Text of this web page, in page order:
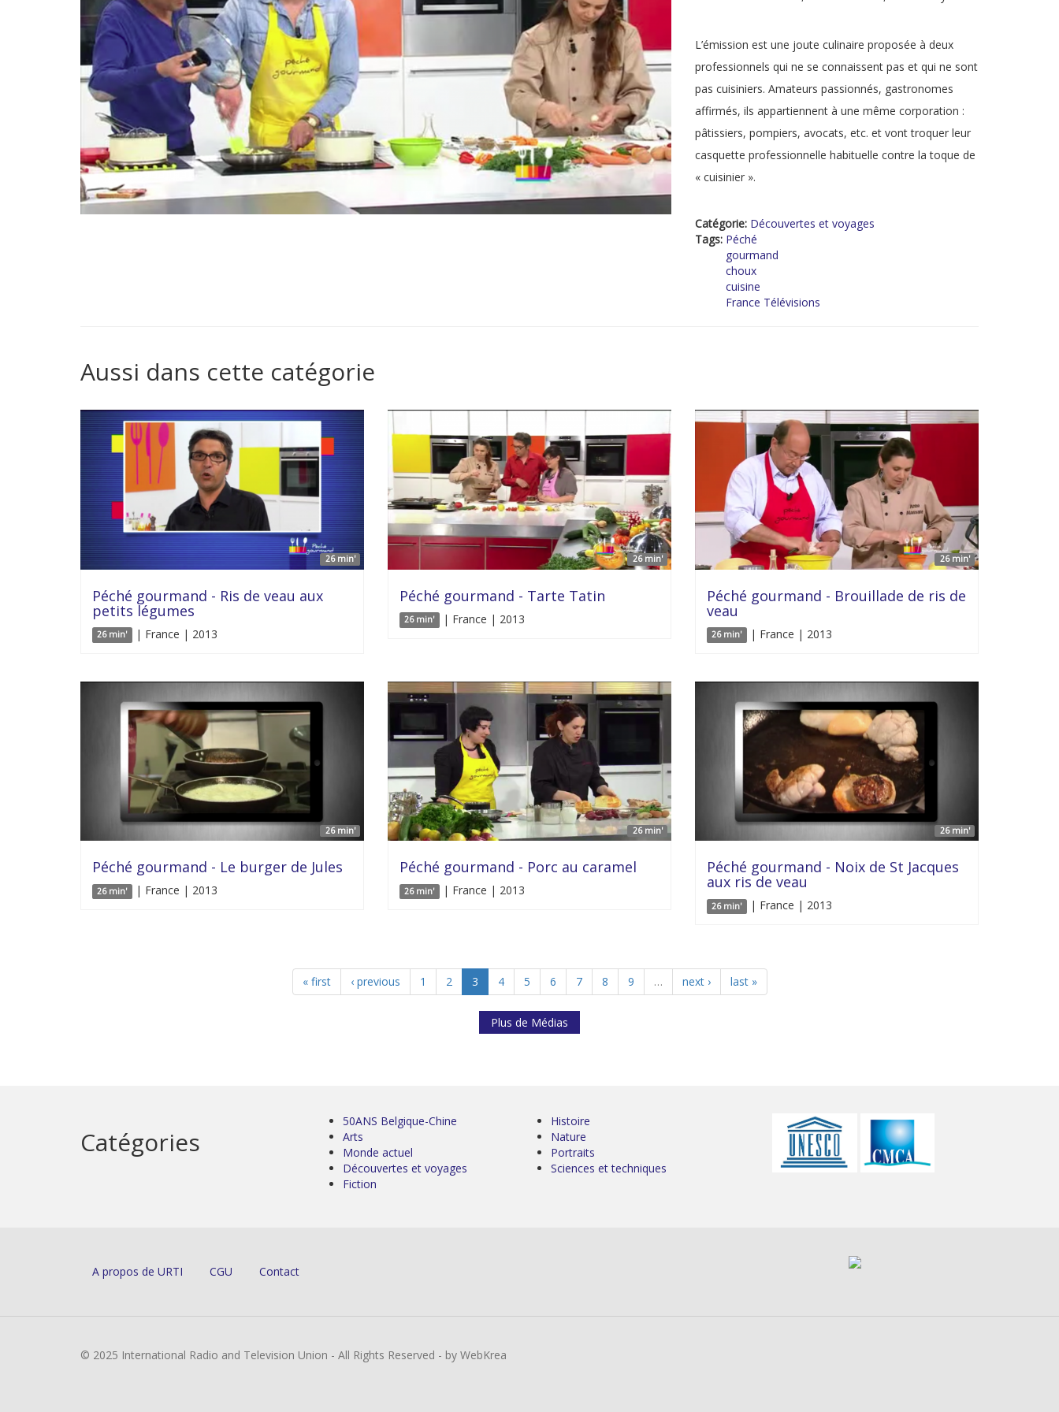
L’émission est une joute culinaire proposée à deux
professionnels qui ne se connaissent pas et qui ne sont
pas cuisiniers. Amateurs passionnés, gastronomes
affirmés, ils appartiennent à une même corporation :
pâtissiers, pompiers, avocats, etc. et vont troquer leur
casquette professionnelle habituelle contre la toque de
« cuisinier ».
Catégorie: Découvertes et voyages
Tags: Péché
gourmand
choux
cuisine
France Télévisions
Aussi dans cette catégorie
26 min'
Péché gourmand - Ris de veau aux
petits légumes
26 min' | France | 2013
26 min'
Péché gourmand - Tarte Tatin
26 min' | France | 2013
26 min'
Péché gourmand - Brouillade de ris de
veau
26 min' | France | 2013
26 min'
Péché gourmand - Le burger de Jules
26 min' | France | 2013
26 min'
Péché gourmand - Porc au caramel
26 min' | France | 2013
26 min'
Péché gourmand - Noix de St Jacques
aux ris de veau
26 min' | France | 2013
« first ‹ previous 1 2 3 4 5 6 7 8 9 … next › last »
Plus de Médias
Catégories
50ANS Belgique-Chine
Arts
Monde actuel
Découvertes et voyages
Fiction
Histoire
Nature
Portraits
Sciences et techniques
A propos de URTI CGU Contact
© 2025 International Radio and Television Union - All Rights Reserved - by WebKrea